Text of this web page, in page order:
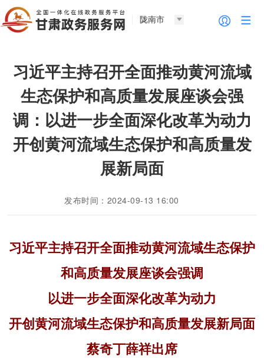
陇南市
习近平主持召开全面推动黄河流域
生态保护和高质量发展座谈会强
调：以进一步全面深化改革为动力
开创黄河流域生态保护和高质量发
展新局面
发布时间：2024-09-13 16:00
习近平主持召开全面推动黄河流域生态保护
和高质量发展座谈会强调
以进一步全面深化改革为动力
开创黄河流域生态保护和高质量发展新局面
蔡奇丁薛祥出席